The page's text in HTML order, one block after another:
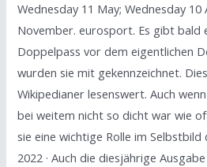
Wednesday 11 May; Wednesday
November. eurosport. Es gibt bald
Doppelpass vor dem eigentlichen
wurden sie mit gekennzeichnet.
Wikipedianer lesenswert. Auch
bei weitem nicht so dicht war wie
sie eine wichtige Rolle im Selbstbild
2022 · Auch die diesjährige